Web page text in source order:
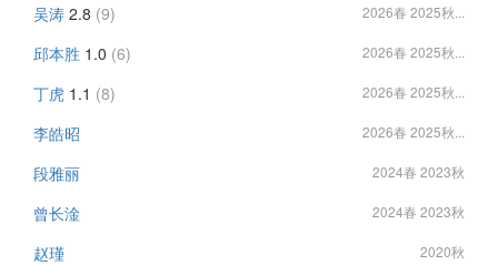
吴涛 2.8 (9) 2026春 2025秋...
邱本胜 1.0 (6) 2026春 2025秋...
丁虎 1.1 (8) 2026春 2025秋...
李皓昭 2026春 2025秋...
段雅丽 2024春 2023秋
曾长淦 2024春 2023秋
赵瑾 2020秋